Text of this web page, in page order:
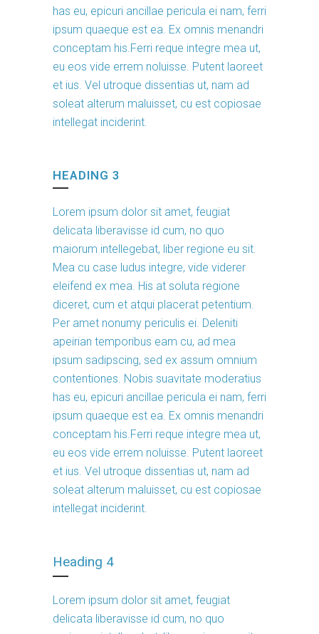
has eu, epicuri ancillae pericula ei nam, ferri
ipsum quaeque est ea. Ex omnis menandri
conceptam his.Ferri reque integre mea ut,
eu eos vide errem noluisse. Putent laoreet
et ius. Vel utroque dissentias ut, nam ad
soleat alterum maluisset, cu est copiosae
intellegat inciderint.
HEADING 3
Lorem ipsum dolor sit amet, feugiat
delicata liberavisse id cum, no quo
maiorum intellegebat, liber regione eu sit.
Mea cu case ludus integre, vide viderer
eleifend ex mea. His at soluta regione
diceret, cum et atqui placerat petentium.
Per amet nonumy periculis ei. Deleniti
apeirian temporibus eam cu, ad mea
ipsum sadipscing, sed ex assum omnium
contentiones. Nobis suavitate moderatius
has eu, epicuri ancillae pericula ei nam, ferri
ipsum quaeque est ea. Ex omnis menandri
conceptam his.Ferri reque integre mea ut,
eu eos vide errem noluisse. Putent laoreet
et ius. Vel utroque dissentias ut, nam ad
soleat alterum maluisset, cu est copiosae
intellegat inciderint.
Heading 4
Lorem ipsum dolor sit amet, feugiat
delicata liberavisse id cum, no quo